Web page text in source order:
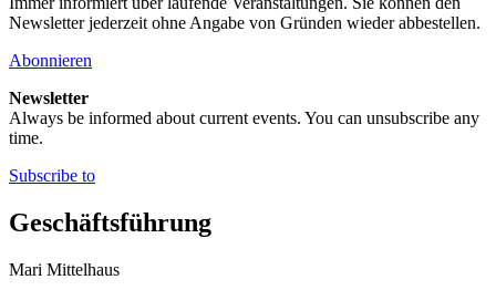
Newsletter jederzeit ohne Angabe von Gründen wieder abbestellen.
Abonnieren
Newsletter
Always be informed about current events. You can unsubscribe any
time.
Subscribe to
Geschäftsführung
Mari Mittelhaus